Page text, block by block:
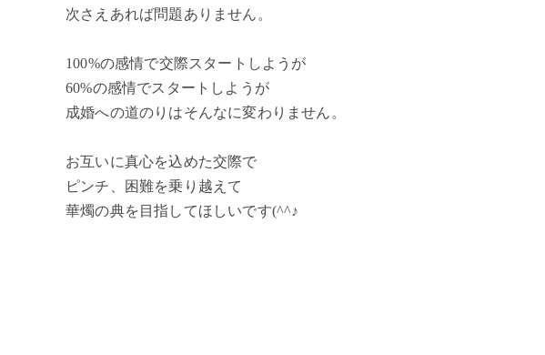
次さえあれば問題ありません。
100%の感情で交際スタートしようが
60%の感情でスタートしようが
成婚への道のりはそんなに変わりません。
お互いに真心を込めた交際で
ピンチ、困難を乗り越えて
華燭の典を目指してほしいです(^^♪